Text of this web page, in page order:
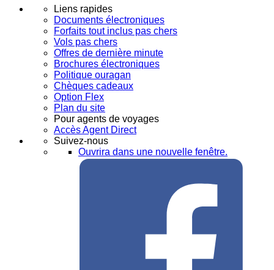
Liens rapides
Documents électroniques
Forfaits tout inclus pas chers
Vols pas chers
Offres de dernière minute
Brochures électroniques
Politique ouragan
Chèques cadeaux
Option Flex
Plan du site
Pour agents de voyages
Accès Agent Direct
Suivez-nous
Ouvrira dans une nouvelle fenêtre.